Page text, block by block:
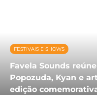
FESTIVAIS E SHOWS
Favela Sounds
Popozuda, Kyan e
edição